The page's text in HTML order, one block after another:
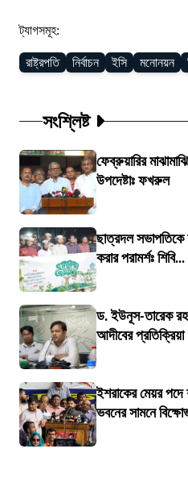
ট্যাগসমূহ:
রাষ্ট্রপতি নির্বাচন ইসি মনোনয়ন
সংশ্লিষ্ট
ফেব্রুয়ারির
উপদেষ্টাঃ ফখরুল
ছাত্রদল সভাপতিকে
করার পরামর্শঃ শিবি...
ড. ইউনূস-তারেক
আদীবের প্রতিক্রিয়া
ইশরাকের মেয়র
ভবনের সামনে